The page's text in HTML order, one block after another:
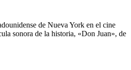
de Nueva York en el cine
sonora de la historia, «Don Juan», de